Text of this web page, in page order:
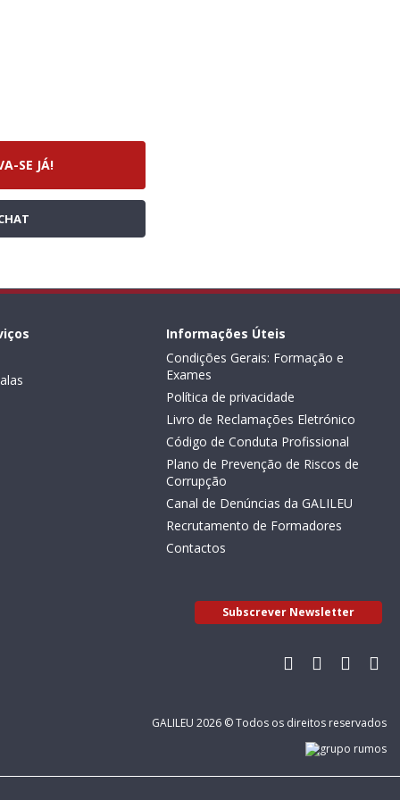
SE JÁ!
Informações Úteis
Condições Gerais: Formação e
Exames
Política de privacidade
Livro de Reclamações Eletrónico
Código de Conduta Profissional
Plano de Prevenção de Riscos de
Corrupção
Canal de Denúncias da GALILEU
Recrutamento de Formadores
Contactos
Subscrever Newsletter
GALILEU 2026 © Todos os direitos reservados